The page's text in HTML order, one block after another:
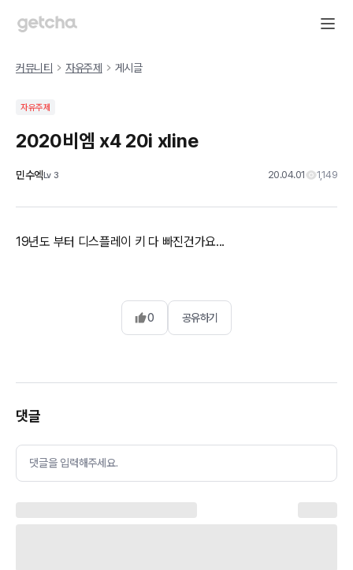
커뮤니티 자유주제 게시글
자유주제
2020비엠 x4 20i xline
민수엑Lv3 20.04.01 1,149
19년도 부터 디스플레이 키 다 빠진건가요...
0 공유하기
댓글
댓글을 입력해주세요.